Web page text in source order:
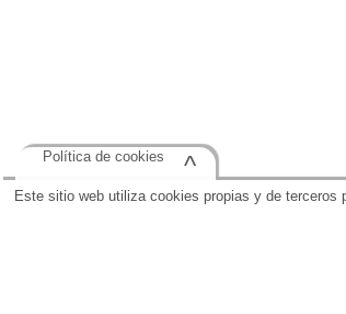
Este sitio web utiliza cookies propias y de
Política de cookies ^